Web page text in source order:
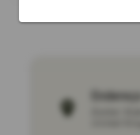
Endereço: